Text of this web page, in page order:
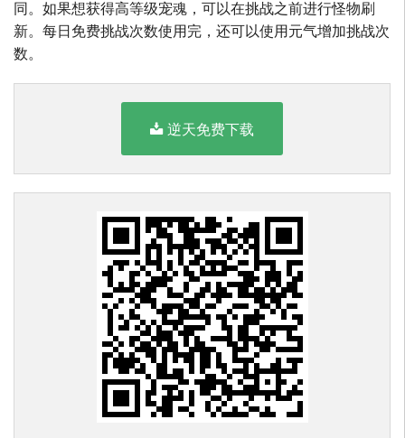
同。如果想获得高等级宠魂，可以在挑战之前进行怪物刷
新。每日免费挑战次数使用完，还可以使用元气增加挑战次
数。
逆天免费下载